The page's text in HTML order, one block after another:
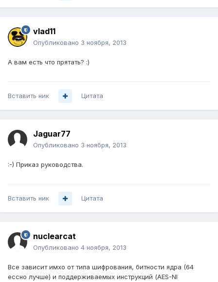
vlad11
Опубликовано 3 ноября, 2013
А вам есть что прятать? :)
Вставить ник Цитата
Jaguar77
Опубликовано 3 ноября, 2013
:-) Приказ руководства.
Вставить ник Цитата
nuclearcat
Опубликовано 4 ноября, 2013
Все зависит имхо от типа шифрования, битности ядра (64
ессно лучше) и поддерживаемых инструкций (AES-NI